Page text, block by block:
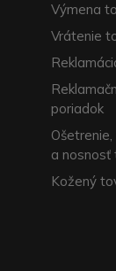
Výmena
Vrátenie
poriadok
a nosnosť
Kožený